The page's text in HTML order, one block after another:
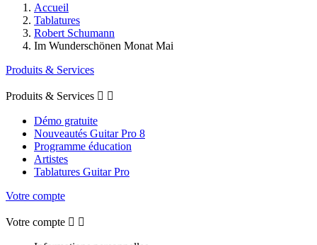
Accueil
Tablatures
Robert Schumann
Im Wunderschönen Monat Mai
Produits & Services
Produits & Services  
Démo gratuite
Nouveautés Guitar Pro 8
Programme éducation
Artistes
Tablatures Guitar Pro
Votre compte
Votre compte  